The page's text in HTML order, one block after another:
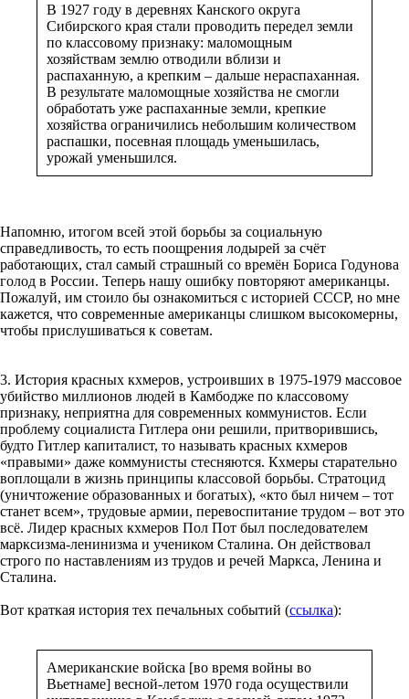
В 1927 году в деревнях Канского округа
Сибирского края стали проводить передел земли
по классовому признаку: маломощным
хозяйствам землю отводили вблизи и
распаханную, а крепким – дальше нераспаханная.
В результате маломощные хозяйства не смогли
обработать уже распаханные земли, крепкие
хозяйства ограничились небольшим количеством
распашки, посевная площадь уменьшилась,
урожай уменьшился.
Напомню, итогом всей этой борьбы за социальную
справедливость, то есть поощрения лодырей за счёт
работающих, стал самый страшный со времён Бориса Годунова
голод в России. Теперь нашу ошибку повторяют американцы.
Пожалуй, им стоило бы ознакомиться с историей СССР, но мне
кажется, что современные американцы слишком высокомерны,
чтобы прислушиваться к советам.
3. История красных кхмеров, устроивших в 1975-1979 массовое
убийство миллионов людей в Камбодже по классовому
признаку, неприятна для современных коммунистов. Если
проблему социалиста Гитлера они решили, притворившись,
будто Гитлер капиталист, то называть красных кхмеров
«правыми» даже коммунисты стесняются. Кхмеры старательно
воплощали в жизнь принципы классовой борьбы. Стратоцид
(уничтожение образованных и богатых), «кто был ничем – тот
станет всем», трудовые армии, перевоспитание трудом – вот это
всё. Лидер красных кхмеров Пол Пот был последователем
марксизма-ленинизма и учеником Сталина. Он действовал
строго по наставлениям из трудов и речей Маркса, Ленина и
Сталина.
Вот краткая история тех печальных событий (ссылка):
Американские войска [во время войны во
Вьетнаме] весной-летом 1970 года осуществили